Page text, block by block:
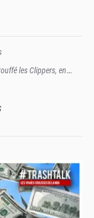
les Clippers, en